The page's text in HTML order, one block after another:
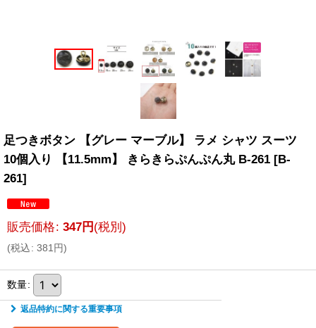
足つきボタン 【グレー マーブル】 ラメ シャツ スーツ
10個入り 【11.5mm】 きらきらぷんぷん丸 B-261 [B-
261]
販売価格: 347円 (税別)
(税込: 381 円)
数量:
返品特約に関する重要事項